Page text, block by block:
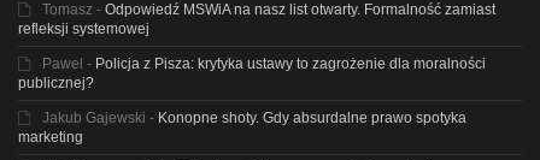
Tomasz - Odpowiedź MSWiA na nasz list otwarty. Formalność zamiast
refleksji systemowej
Pawel - Policja z Pisza: krytyka ustawy to zagrożenie dla moralności
publicznej?
Jakub Gajewski - Konopne shoty. Gdy absurdalne prawo spotyka
marketing